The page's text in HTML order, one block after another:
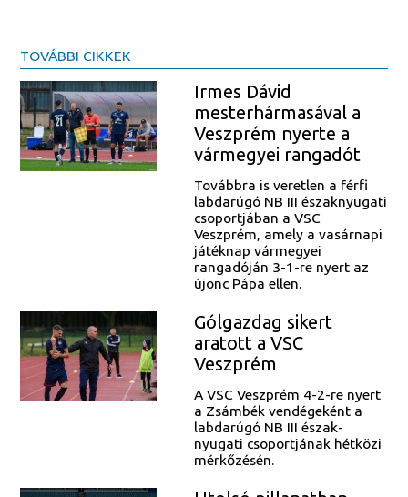
TOVÁBBI CIKKEK
Irmes Dávid
mesterhármasával a
Veszprém nyerte a
vármegyei rangadót
Továbbra is veretlen a férfi
labdarúgó NB III északnyugati
csoportjában a VSC
Veszprém, amely a vasárnapi
játéknap vármegyei
rangadóján 3-1-re nyert az
újonc Pápa ellen.
Gólgazdag sikert
aratott a VSC
Veszprém
A VSC Veszprém 4-2-re nyert
a Zsámbék vendégeként a
labdarúgó NB III észak-
nyugati csoportjának hétközi
mérkőzésén.